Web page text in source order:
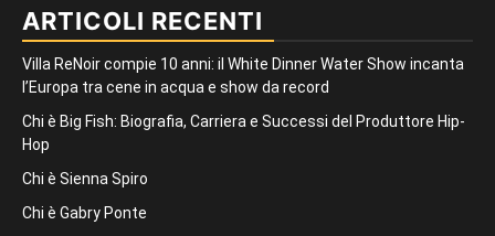
ARTICOLI RECENTI
Villa ReNoir compie 10 anni: il White Dinner Water Show incanta
l’Europa tra cene in acqua e show da record
Chi è Big Fish: Biografia, Carriera e Successi del Produttore Hip-
Hop
Chi è Sienna Spiro
Chi è Gabry Ponte